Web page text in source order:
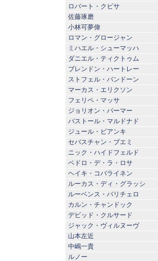
ロバート・クビサ
佐藤琢磨
小林可夢偉
ロマン・グロージャン
ミハエル・シューマッハ
ダニエル・ティクトゥム
ブレンドン・ハートレー
ストフェル・バンドーン
マーカス・エリクソン
フェリペ・マッサ
ジョリオン・パーマー
パストール・マルドナド
ジュール・ビアンキ
セバスチャン・ブエミ
ニック・ハイドフェルド
ペドロ・デ・ラ・ロサ
ヘイキ・コバライネン
ルーカス・ディ・グラッシ
ルーベンス・バリチェロ
カルン・チャンドック
デビッド・クルサード
ジャック・ヴィルヌーヴ
山本左近
中嶋一貴
ルノー